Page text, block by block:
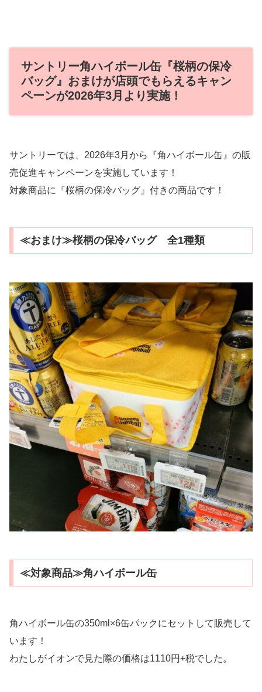
サントリー角ハイボール缶『桜柄の保冷
バッグ』おまけが店頭でもらえるキャン
ペーンが2026年3月より実施！
サントリーでは、2026年3月から『角ハイボール缶』の販
売促進キャンペーンを実施しています！
対象商品に『桜柄の保冷バッグ』付きの商品です！
≪おまけ≫桜柄の保冷バッグ 全1種類
≪対象商品≫角ハイボール缶
角ハイボール缶の350ml×6缶パックにセットして販売して
います！
わたしがイオンで見た際の価格は1110円+税でした。